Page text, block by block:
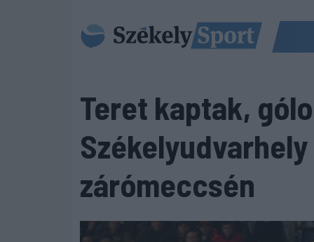
Teret kaptak,
zárómeccsén